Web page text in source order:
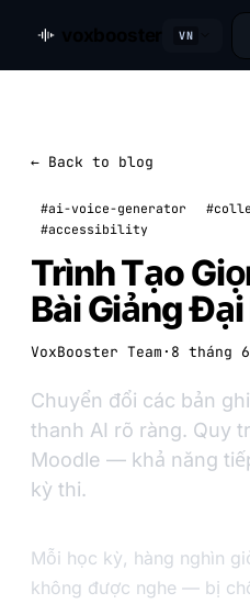
VN
← Back to blog
#ai-voice-generator
#accessibility
Trình Tạo
Bài Giảng
VoxBooster Team · 8 tháng
Chuyển đổi các bản
thanh AI rõ ràng. Quy
Moodle — khả năng
kỳ thi.
Mỗi học kỳ, hàng nghìn
không được nghe — bị